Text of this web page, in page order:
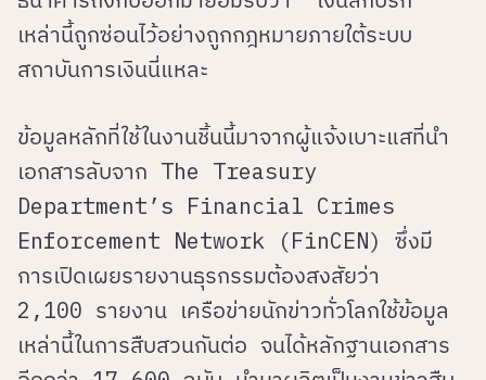
เหล่านี้ถูกซ่อนไว้อย่างถูกกฎหมายภายใต้ระบบ
สถาบันการเงินนี่แหละ
ข้อมูลหลักที่ใช้ในงานชิ้นนี้มาจากผู้แจ้งเบาะแสที่นำ
เอกสารลับจาก The Treasury
Department’s Financial Crimes
Enforcement Network (FinCEN) ซึ่งมี
การเปิดเผยรายงานธุรกรรมต้องสงสัยว่า
2,100 รายงาน เครือข่ายนักข่าวทั่วโลกใช้ข้อมูล
เหล่านี้ในการสืบสวนกันต่อ จนได้หลักฐานเอกสาร